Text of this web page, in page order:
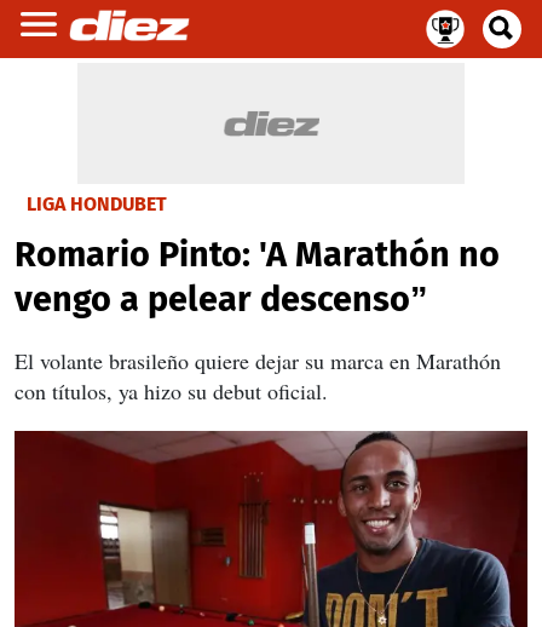
LIGA HONDUBET
Romario Pinto: 'A Marathón no
vengo a pelear descenso”
El volante brasileño quiere dejar su marca en Marathón
con títulos, ya hizo su debut oficial.